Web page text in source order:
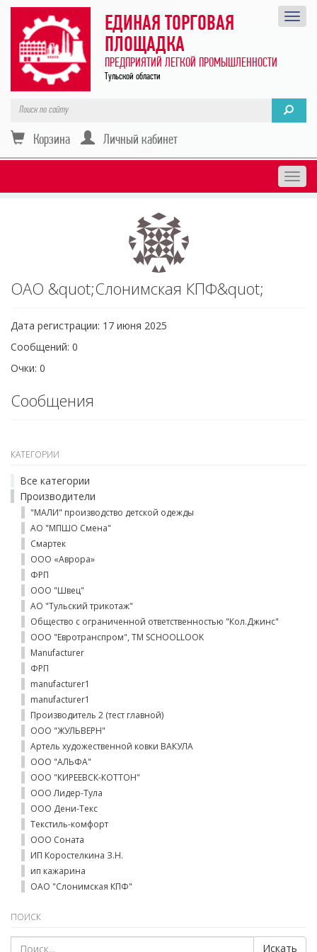
ЕДИНАЯ ТОРГОВАЯ
ПЛОЩАДКА
ПРЕДПРИЯТИЙ ЛЕГКОЙ ПРОМЫШЛЕННОСТИ
Тульской области
Корзина Личный кабинет
ОАО &quot;Слонимская КПФ&quot;
Дата регистрации: 17 июня 2025
Сообщений: 0
Очки: 0
Сообщения
КАТЕГОРИИ
Все категории
Производители
"МАЛИ" производство детской одежды
АО "МПШО Смена"
Смартек
ООО «Аврора»
ФРП
ООО "Швец"
АО "Тульский трикотаж"
Общество с ограниченной ответственностью "Кол.Джинс"
ООО "Евротранспром", ТМ SCHOOLLOOK
Manufacturer
ФРП
manufacturer1
manufacturer1
Производитель 2 (тест главной)
ООО "ЖУЛЬВЕРН"
Артель художественной ковки ВАКУЛА
ООО "АЛЬФА"
ООО "КИРЕЕВСК-КОТТОН"
ООО Лидер-Тула
ООО Дени-Текс
Текстиль-комфорт
ООО Соната
ИП Коростелкина З.Н.
ип кажарина
ОАО "Слонимская КПФ"
ПОИСК
Искать